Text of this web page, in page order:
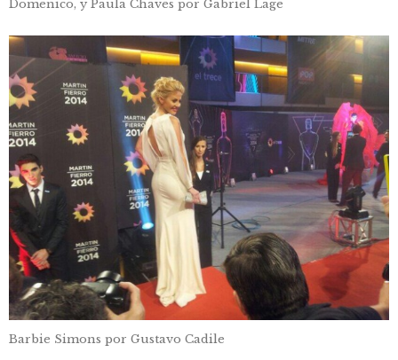
Domenico, y Paula Chaves por Gabriel Lage
Barbie Simons por Gustavo Cadile